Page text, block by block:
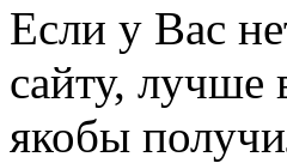
Если у Вас
сайту, лучше
якобы